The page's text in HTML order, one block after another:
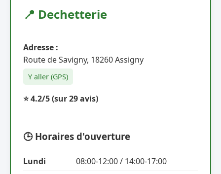
📍 Dechetterie
Adresse :
Route de Savigny, 18260 Assigny
Y aller (GPS)
⭐ 4.2/5(sur 29 avis)
🕒 Horaires d'ouverture
Lundi
08:00-12:00 / 14:00-17:00